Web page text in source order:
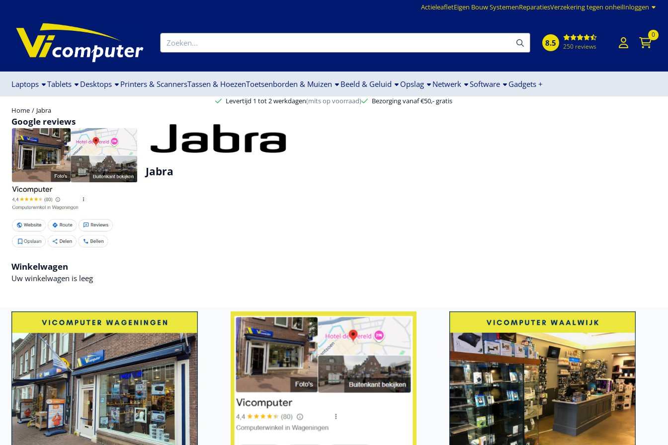
ActieleafletEigen Bouw SystemenReparatiesVerzekering tegen onheilInloggen
Zoeken
8.5 250 reviews
0
Laptops Tablets Desktops Printers & ScannersTassen & HoezenToetsenborden & Muizen Beeld & Geluid Opslag Netwerk Software Gadgets +
Levertijd 1 tot 2 werkdagen(mits op voorraad)
Bezorging vanaf €50,- gratis
Home / Jabra
Google reviews
Winkelwagen
Uw winkelwagen is leeg
Jabra